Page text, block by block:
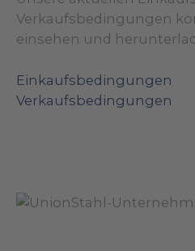
Verkaufsbedingungen
einsehen und
Einkaufsbedingungen
Verkaufsbedingungen